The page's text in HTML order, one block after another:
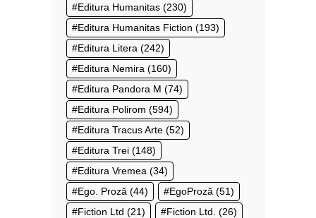
Editura Humanitas (230)
Editura Humanitas Fiction (193)
Editura Litera (242)
Editura Nemira (160)
Editura Pandora M (74)
Editura Polirom (594)
Editura Tracus Arte (52)
Editura Trei (148)
Editura Vremea (34)
Ego. Proză (44) EgoProză (51)
Fiction Ltd (21) Fiction Ltd. (26)